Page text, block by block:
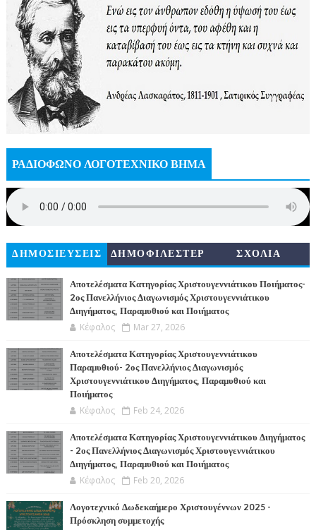
ΡΑΔΙΟΦΩΝΟ ΛΟΓΟΤΕΧΝΙΚΟ ΒΗΜΑ
ΔΗΜΟΣΙΕΥΣΕΙΣ
ΔΗΜΟΦΙΛΕΣΤΕΡ
ΣΧΟΛΙΑ
Αποτελέσματα Κατηγορίας Χριστουγεννιάτικου Ποιήματος-
2ος Πανελλήνιος Διαγωνισμός Χριστουγεννιάτικου
Διηγήματος, Παραμυθιού και Ποιήματος
Κέφαλος Mar 27, 2026
Αποτελέσματα Κατηγορίας Χριστουγεννιάτικου
Παραμυθιού- 2ος Πανελλήνιος Διαγωνισμός
Χριστουγεννιάτικου Διηγήματος, Παραμυθιού και
Ποιήματος
Κέφαλος Feb 24, 2026
Αποτελέσματα Κατηγορίας Χριστουγεννιάτικου Διηγήματος
- 2ος Πανελλήνιος Διαγωνισμός Χριστουγεννιάτικου
Διηγήματος, Παραμυθιού και Ποιήματος
Κέφαλος Feb 20, 2026
Λογοτεχνικό Δωδεκαήμερο Χριστουγέννων 2025 -
Πρόσκληση συμμετοχής